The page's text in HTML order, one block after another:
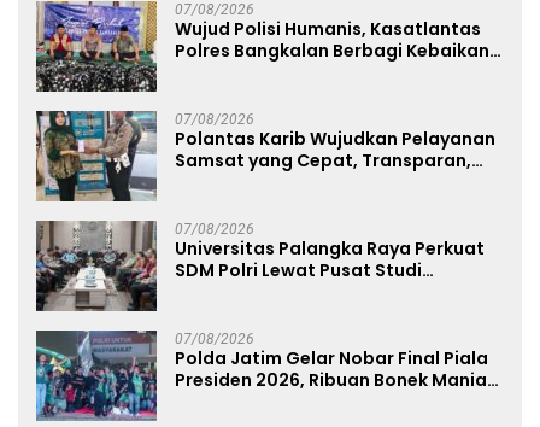
07/08/2026
Wujud Polisi Humanis, Kasatlantas
Polres Bangkalan Berbagi Kebaikan
07/08/2026
Polantas Karib Wujudkan Pelayanan
Samsat yang Cepat, Transparan,
07/08/2026
Universitas Palangka Raya Perkuat
SDM Polri Lewat Pusat Studi
07/08/2026
Polda Jatim Gelar Nobar Final Piala
Presiden 2026, Ribuan Bonek Mania